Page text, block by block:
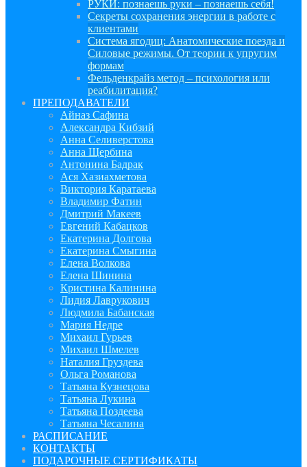
РУКИ: познаешь руки – познаешь себя!
Секреты сохранения энергии в работе с
клиентами
Система ягодиц: Анатомические поезда и
Силовые режимы. От теории к упругим
формам
Фельденкрайз метод – психология или
реабилитация?
ПРЕПОДАВАТЕЛИ
Айназ Сафина
Александра Кибзий
Анна Селиверстова
Анна Щербина
Антонина Бадрак
Ася Хазиахметова
Виктория Каратаева
Владимир Фатин
Дмитрий Макеев
Евгений Кабацков
Екатерина Долгова
Екатерина Смыгина
Елена Волкова
Елена Шинина
Кристина Калинина
Лидия Лаврукович
Людмила Бабанская
Мария Недре
Михаил Гурьев
Михаил Шмелев
Наталия Груздева
Ольга Романова
Татьяна Кузнецова
Татьяна Лукина
Татьяна Поздеева
Татьяна Чесалина
РАСПИСАНИЕ
КОНТАКТЫ
ПОДАРОЧНЫЕ СЕРТИФИКАТЫ